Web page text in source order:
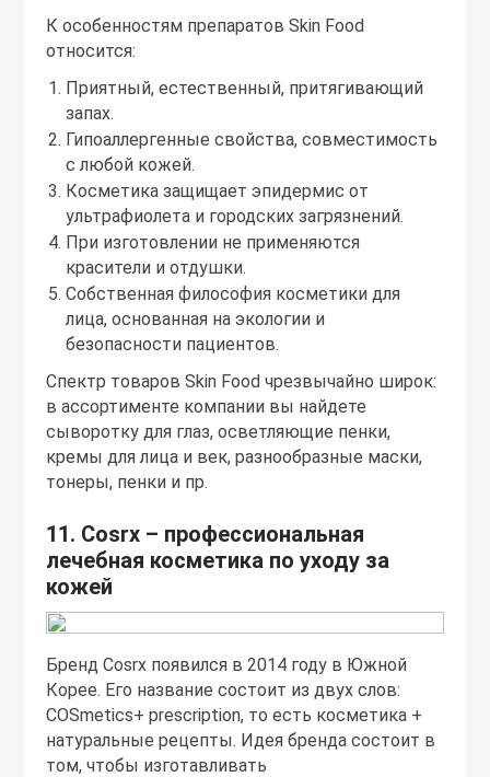
К особенностям препаратов Skin Food
относится:
Приятный, естественный, притягивающий
запах.
Гипоаллергенные свойства, совместимость
с любой кожей.
Косметика защищает эпидермис от
ультрафиолета и городских загрязнений.
При изготовлении не применяются
красители и отдушки.
Собственная философия косметики для
лица, основанная на экологии и
безопасности пациентов.
Спектр товаров Skin Food чрезвычайно широк:
в ассортименте компании вы найдете
сыворотку для глаз, осветляющие пенки,
кремы для лица и век, разнообразные маски,
тонеры, пенки и пр.
11. Cosrx – профессиональная
лечебная косметика по уходу за
кожей
Бренд Cosrx появился в 2014 году в Южной
Корее. Его название состоит из двух слов:
COSmetics+ prescription, то есть косметика +
натуральные рецепты. Идея бренда состоит в
том, чтобы изготавливать